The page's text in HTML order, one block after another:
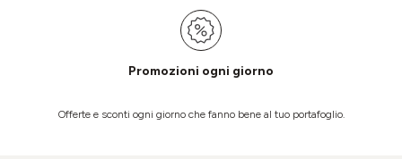
Promozioni ogni giorno
Offerte e sconti ogni giorno che fanno bene al tuo portafoglio.